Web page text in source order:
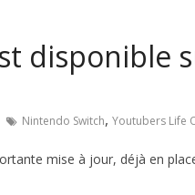
disponible
Nintendo Switch, Youtubers Life
mise à jour, déjà en